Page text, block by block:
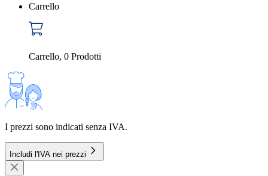
Carrello
Carrello, 0 Prodotti
I prezzi sono indicati senza IVA.
Includi l'IVA nei prezzi